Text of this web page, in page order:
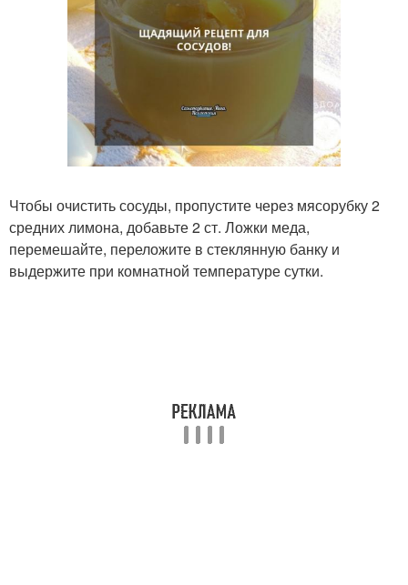
Чтобы очистить сосуды, пропустите через мясорубку 2
средних лимона, добавьте 2 ст. Ложки меда,
перемешайте, переложите в стеклянную банку и
выдержите при комнатной температуре сутки.